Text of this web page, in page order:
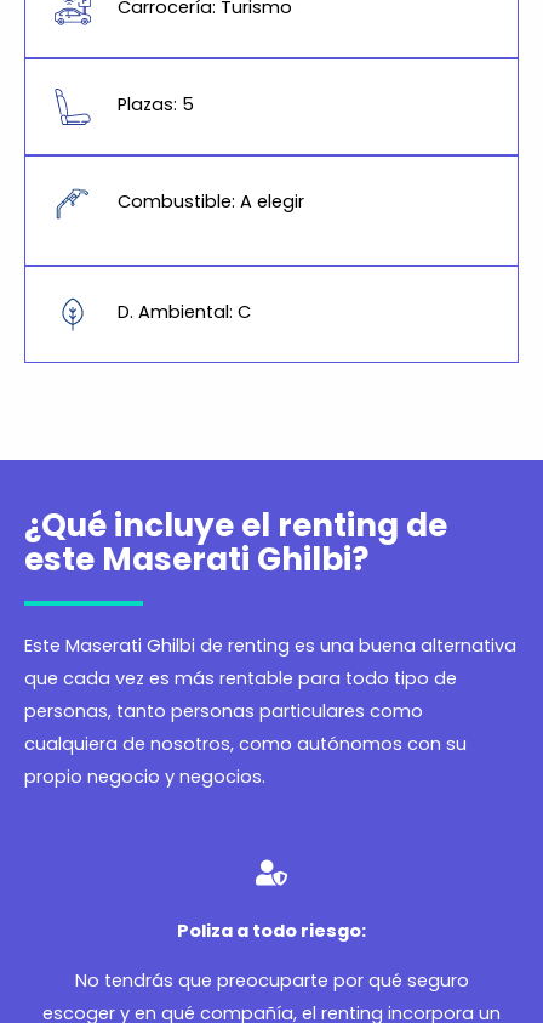
Carrocería: Turismo
Plazas: 5
Combustible: A elegir
D. Ambiental: C
¿Qué incluye el renting de
este Maserati Ghilbi?
Este Maserati Ghilbi de renting es una buena alternativa
que cada vez es más rentable para todo tipo de
personas, tanto personas particulares como
cualquiera de nosotros, como autónomos con su
propio negocio y negocios.
Poliza a todo riesgo:
No tendrás que preocuparte por qué seguro
escoger y en qué compañía, el renting incorpora un